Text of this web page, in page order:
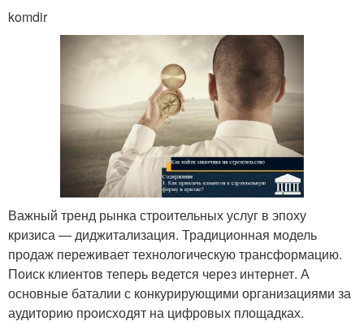
komdir
Важный тренд рынка строительных услуг в эпоху
кризиса — диджитализация. Традиционная модель
продаж переживает технологическую трансформацию.
Поиск клиентов теперь ведется через интернет. А
основные баталии с конкурирующими организациями за
аудиторию происходят на цифровых площадках.